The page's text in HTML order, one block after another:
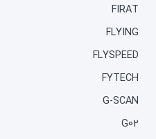
FIRAT
FLYING
FLYSPEED
FYTECH
G-SCAN
G02